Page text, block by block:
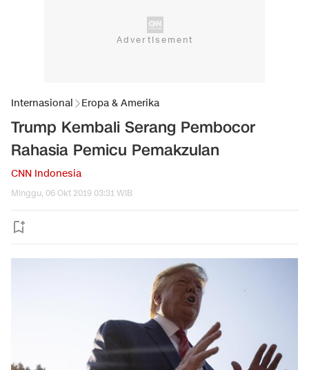
Internasional Eropa & Amerika
Trump Kembali Serang Pembocor
Rahasia Pemicu Pemakzulan
CNN Indonesia
Minggu, 06 Okt 2019 03:31 WIB